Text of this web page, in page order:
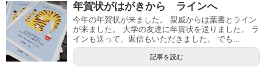
年賀状がはがきから ラインへ
今年の年賀状が来ました。 親戚からは葉書とライン
が来ました。 大学の友達に年賀状を送りました。 ラ
インも送って、返信もいただきました。 でも...
記事を読む